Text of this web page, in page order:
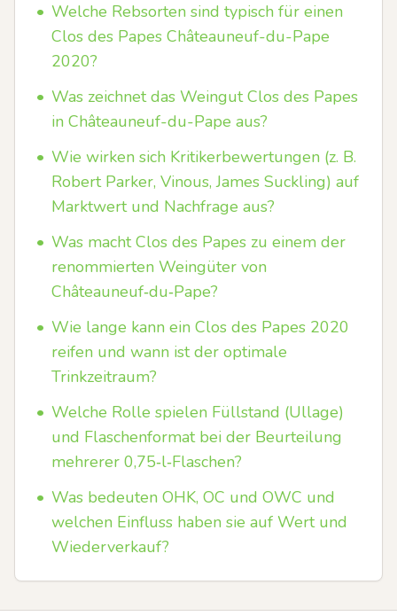
• Welche Rebsorten sind typisch für einen
Clos des Papes Châteauneuf-du-Pape
2020?
• Was zeichnet das Weingut Clos des Papes
in Châteauneuf-du-Pape aus?
• Wie wirken sich Kritikerbewertungen (z. B.
Robert Parker, Vinous, James Suckling) auf
Marktwert und Nachfrage aus?
• Was macht Clos des Papes zu einem der
renommierten Weingüter von
Châteauneuf‑du‑Pape?
• Wie lange kann ein Clos des Papes 2020
reifen und wann ist der optimale
Trinkzeitraum?
• Welche Rolle spielen Füllstand (Ullage)
und Flaschenformat bei der Beurteilung
mehrerer 0,75‑l‑Flaschen?
• Was bedeuten OHK, OC und OWC und
welchen Einfluss haben sie auf Wert und
Wiederverkauf?